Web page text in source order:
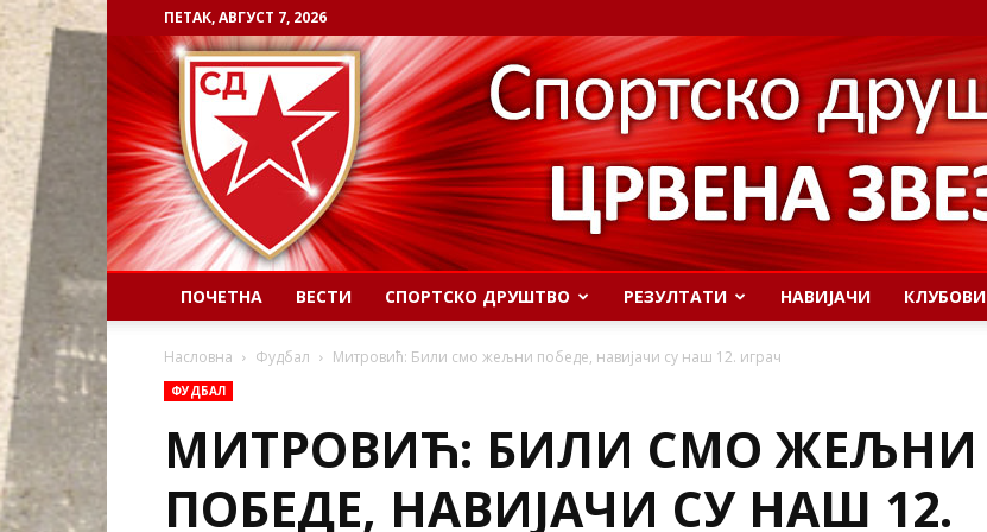
ПЕТАК, АВГУСТ 7, 2026
ПОЧЕТНА ВЕСТИ СПОРТСКО ДРУШТВО РЕЗУЛТАТИ НАВИЈАЧИ КЛУБОВИ
Насловна Фудбал Митровић: Били смо жељни победе, навијачи су наш 12. играч
ФУДБАЛ
МИТРОВИЋ: БИЛИ СМО ЖЕЉНИ
ПОБЕДЕ, НАВИЈАЧИ СУ НАШ 12.